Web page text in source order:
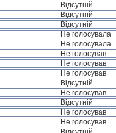
Відсутній
Відсутній
Відсутній
Не голосувала
Не голосувала
Не голосував
Не голосував
Не голосував
Відсутній
Не голосував
Відсутній
Не голосував
Не голосував